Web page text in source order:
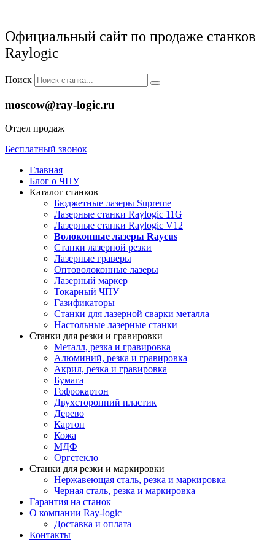
Официальный сайт по продаже станков
Raylogic
Поиск
moscow@ray-logic.ru
Отдел продаж
Бесплатный звонок
Главная
Блог о ЧПУ
Каталог станков
Бюджетные лазеры Supreme
Лазерные станки Raylogic 11G
Лазерные станки Raylogic V12
Волоконные лазеры Raycus
Станки лазерной резки
Лазерные граверы
Оптоволоконные лазеры
Лазерный маркер
Токарный ЧПУ
Газификаторы
Cтанки для лазерной сварки металла
Настольные лазерные станки
Станки для резки и гравировки
Металл, резка и гравировка
Алюминий, резка и гравировка
Акрил, резка и гравировка
Бумага
Гофрокартон
Двухсторонний пластик
Дерево
Картон
Кожа
МДФ
Оргстекло
Станки для резки и маркировки
Нержавеющая сталь, резка и маркировка
Черная сталь, резка и маркировка
Гарантия на станок
О компании Ray-logic
Доставка и оплата
Контакты